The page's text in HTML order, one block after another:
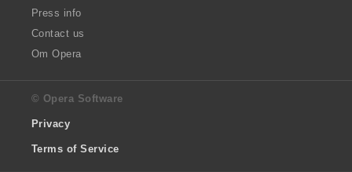
Press info
Contact us
Om Opera
© Opera Software
Privacy
Terms of Service